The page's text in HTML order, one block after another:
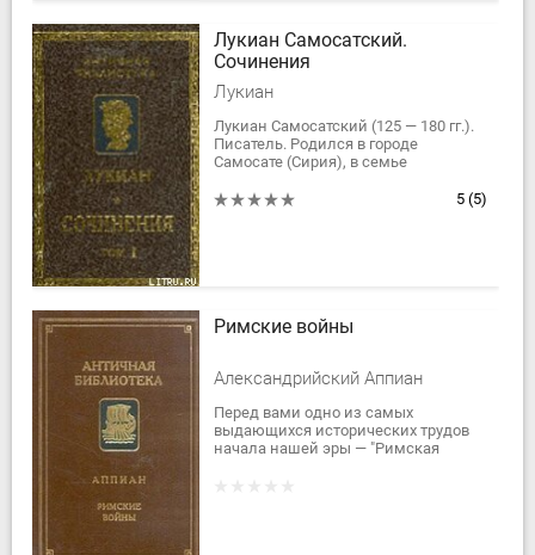
Лукиан Самосатский.
Сочинения
Лукиан
Лукиан Самосатский (125 — 180 гг.).
Писатель. Родился в городе
Самосате (Сирия), в семье
Грецию, изучил греческий язык,
5 (5)
Римские войны
Александрийский Аппиан
Перед вами одно из самых
выдающихся исторических трудов
начала нашей эры — "Римская